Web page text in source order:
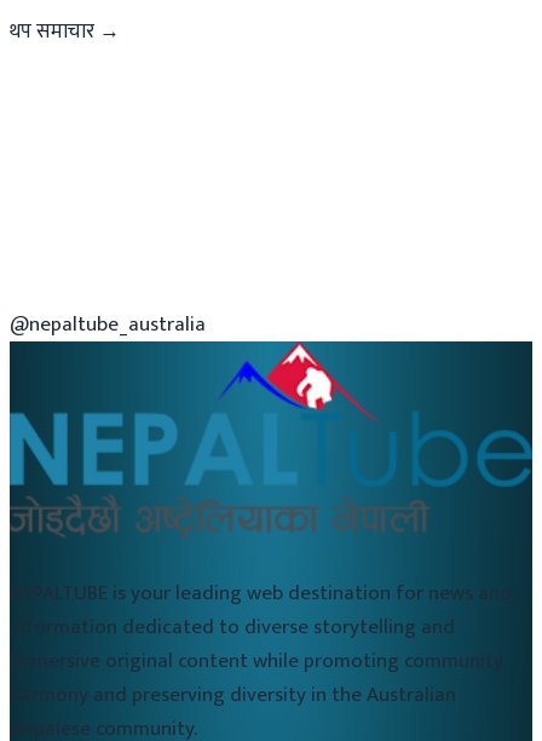
थप समाचार →
@nepaltube_australia
NEPALTUBE is your leading web destination for news and
information dedicated to diverse storytelling and
immersive original content while promoting community
harmony and preserving diversity in the Australian
Nepalese community.